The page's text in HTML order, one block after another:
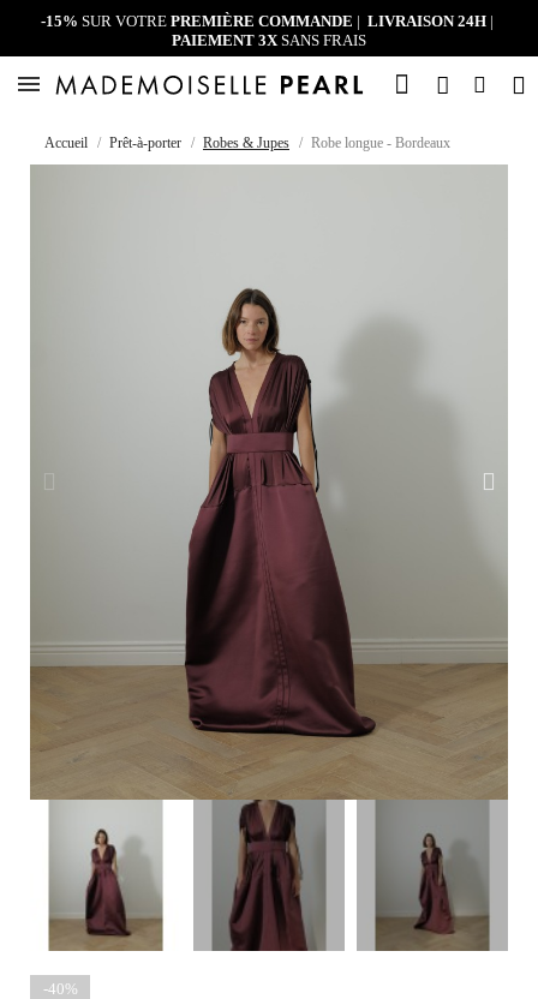
-15% SUR VOTRE PREMIÈRE COMMANDE | LIVRAISON 24H |
PAIEMENT 3XSANS FRAIS
Accueil Prêt-à-porter Robes & Jupes Robe longue - Bordeaux
-40%